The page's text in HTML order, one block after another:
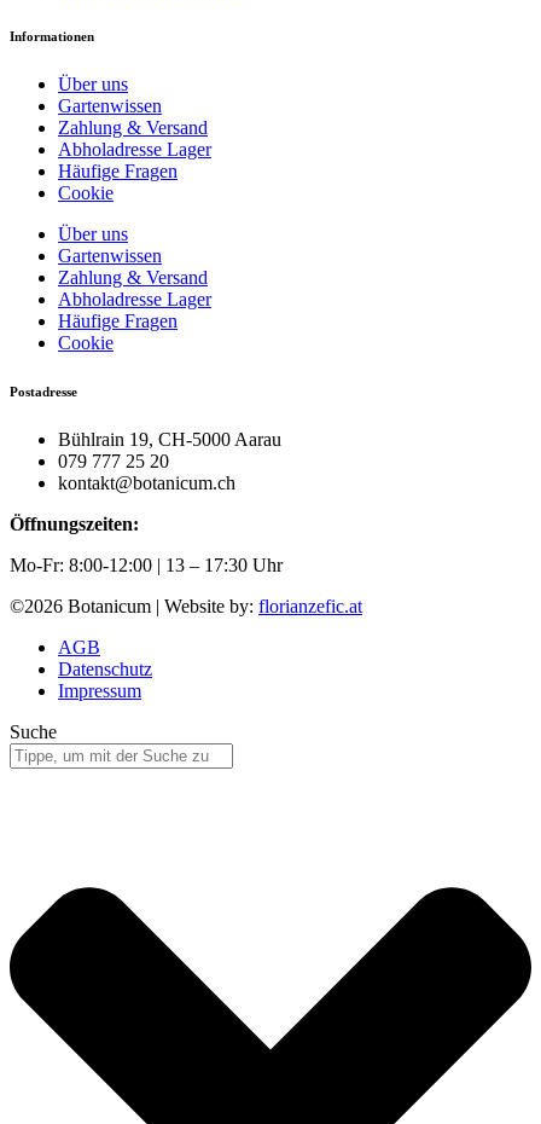
Informationen
Über uns
Gartenwissen
Zahlung & Versand
Abholadresse Lager
Häufige Fragen
Cookie
Über uns
Gartenwissen
Zahlung & Versand
Abholadresse Lager
Häufige Fragen
Cookie
Postadresse
Bühlrain 19, CH-5000 Aarau
079 777 25 20
kontakt@botanicum.ch
Öffnungszeiten:
Mo-Fr: 8:00-12:00 | 13 – 17:30 Uhr
©2026 Botanicum | Website by: florianzefic.at
AGB
Datenschutz
Impressum
Suche